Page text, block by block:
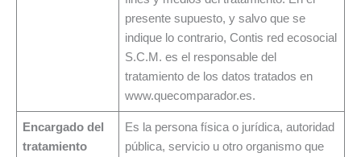
presente supuesto, y salvo que se
indique lo contrario, Contis red ecosocial
S.C.M. es el responsable del
tratamiento de los datos tratados en
www.quecomparador.es.
Encargado del
tratamiento
Es la persona física o jurídica, autoridad
pública, servicio u otro organismo que